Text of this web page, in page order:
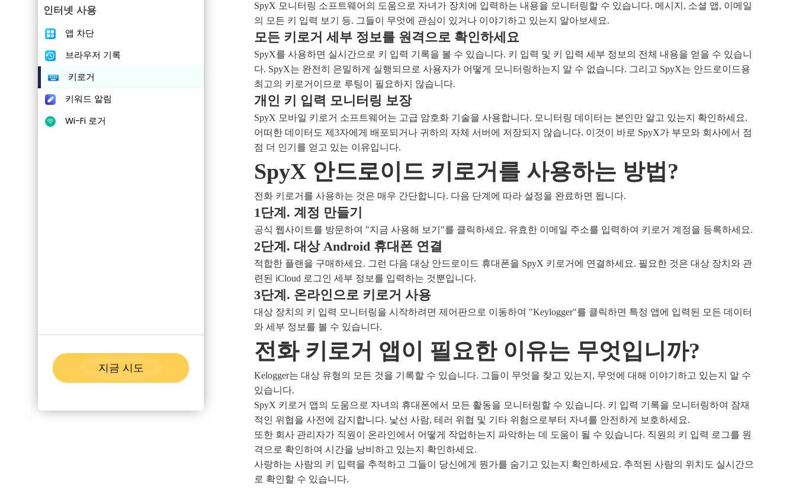
인터넷 사용
앱 차단
브라우저 기록
키로거
키워드 알림
Wi-Fi 로거
지금 시도
SpyX 모니터링 소프트웨어의 도움으로 자녀가 장치에 입력하는 내용을 모니터링할 수 있습니다. 메시지, 소셜 앱, 이메일
의 모든 키 입력 보기 등. 그들이 무엇에 관심이 있거나 이야기하고 있는지 알아보세요.
모든 키로거 세부 정보를 원격으로 확인하세요
SpyX를 사용하면 실시간으로 키 입력 기록을 볼 수 있습니다. 키 입력 및 키 입력 세부 정보의 전체 내용을 얻을 수 있습니
다. SpyX는 완전히 은밀하게 실행되므로 사용자가 어떻게 모니터링하는지 알 수 없습니다. 그리고 SpyX는 안드로이드용
최고의 키로거이므로 루팅이 필요하지 않습니다.
개인 키 입력 모니터링 보장
SpyX 모바일 키로거 소프트웨어는 고급 암호화 기술을 사용합니다. 모니터링 데이터는 본인만 알고 있는지 확인하세요.
어떠한 데이터도 제3자에게 배포되거나 귀하의 자체 서버에 저장되지 않습니다. 이것이 바로 SpyX가 부모와 회사에서 점
점 더 인기를 얻고 있는 이유입니다.
SpyX 안드로이드 키로거를 사용하는 방법?
전화 키로거를 사용하는 것은 매우 간단합니다. 다음 단계에 따라 설정을 완료하면 됩니다.
1단계. 계정 만들기
공식 웹사이트를 방문하여 "지금 사용해 보기"를 클릭하세요. 유효한 이메일 주소를 입력하여 키로거 계정을 등록하세요.
2단계. 대상 Android 휴대폰 연결
적합한 플랜을 구매하세요. 그런 다음 대상 안드로이드 휴대폰을 SpyX 키로거에 연결하세요. 필요한 것은 대상 장치와 관
련된 iCloud 로그인 세부 정보를 입력하는 것뿐입니다.
3단계. 온라인으로 키로거 사용
대상 장치의 키 입력 모니터링을 시작하려면 제어판으로 이동하여 "Keylogger"를 클릭하면 특정 앱에 입력된 모든 데이터
와 세부 정보를 볼 수 있습니다.
전화 키로거 앱이 필요한 이유는 무엇입니까?
Kelogger는 대상 유형의 모든 것을 기록할 수 있습니다. 그들이 무엇을 찾고 있는지, 무엇에 대해 이야기하고 있는지 알 수
있습니다.
SpyX 키로거 앱의 도움으로 자녀의 휴대폰에서 모든 활동을 모니터링할 수 있습니다. 키 입력 기록을 모니터링하여 잠재
적인 위협을 사전에 감지합니다. 낯선 사람, 테러 위협 및 기타 위험으로부터 자녀를 안전하게 보호하세요.
또한 회사 관리자가 직원이 온라인에서 어떻게 작업하는지 파악하는 데 도움이 될 수 있습니다. 직원의 키 입력 로그를 원
격으로 확인하여 시간을 낭비하고 있는지 확인하세요.
사랑하는 사람의 키 입력을 추적하고 그들이 당신에게 뭔가를 숨기고 있는지 확인하세요. 추적된 사람의 위치도 실시간으
로 확인할 수 있습니다.